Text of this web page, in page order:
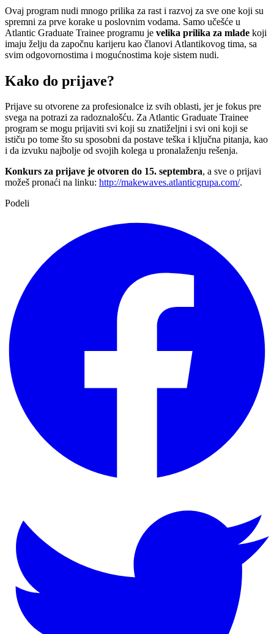
Ovaj program nudi mnogo prilika za rast i razvoj za sve one koji su
spremni za prve korake u poslovnim vodama. Samo učešće u
Atlantic Graduate Trainee programu je velika prilika za mlade koji
imaju želju da započnu karijeru kao članovi Atlantikovog tima, sa
svim odgovornostima i mogućnostima koje sistem nudi.
Kako do prijave?
Prijave su otvorene za profesionalce iz svih oblasti, jer je fokus pre
svega na potrazi za radoznalošću. Za Atlantic Graduate Trainee
program se mogu prijaviti svi koji su znatiželjni i svi oni koji se
ističu po tome što su sposobni da postave teška i ključna pitanja, kao
i da izvuku najbolje od svojih kolega u pronalaženju rešenja.
Konkurs za prijave je otvoren do 15. septembra, a sve o prijavi
možeš pronaći na linku: http://makewaves.atlanticgrupa.com/.
Podeli